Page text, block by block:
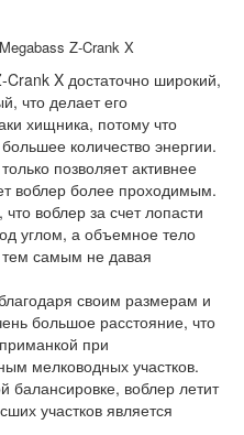
Z-Crank X
X достаточно широкий,
что делает его
хищника, потому что
количество энергии.
позволяет активнее
воблер более проходимым.
воблер за счет лопасти
углом, а объемное тело
тем самым не давая
своим размерам и
большое расстояние, что
при
мелководных участков.
балансировке, воблер летит
участков является